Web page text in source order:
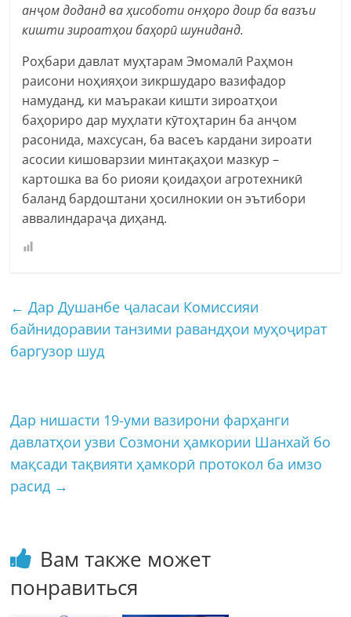
анҷом доданд ва ҳисоботи онҳоро доир ба вазъи
кишти зироатҳои баҳорӣ шуниданд.
Роҳбари давлат муҳтарам Эмомалӣ Раҳмон
раисони ноҳияҳои зикршударо вазифадор
намуданд, ки маъракаи кишти зироатҳои
баҳориро дар муҳлати кӯтоҳтарин ба анҷом
расонида, махсусан, ба васеъ кардани зироати
асосии кишоварзии минтақаҳои мазкур –
картошка ва бо риояи қоидаҳои агротехникӣ
баланд бардоштани ҳосилнокии он эътибори
аввалиндараҷа диҳанд.
← Дар Душанбе ҷаласаи Комиссияи
байнидоравии танзими равандҳои муҳоҷират
баргузор шуд
Дар нишасти 19-уми вазирони фарҳанги
давлатҳои узви Созмони ҳамкории Шанхай бо
мақсади тақвияти ҳамкорӣ протокол ба имзо
расид →
Вам также может
понравиться